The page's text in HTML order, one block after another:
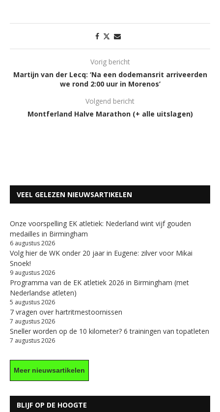
Vorig bericht
Martijn van der Lecq: ‘Na een dodemansrit arriveerden
we rond 2:00 uur in Morenos’
Volgend bericht
Montferland Halve Marathon (+ alle uitslagen)
VEEL GELEZEN NIEUWSARTIKELEN
Onze voorspelling EK atletiek: Nederland wint vijf gouden
medailles in Birmingham
6 augustus 2026
Volg hier de WK onder 20 jaar in Eugene: zilver voor Mikai
Snoek!
9 augustus 2026
Programma van de EK atletiek 2026 in Birmingham (met
Nederlandse atleten)
5 augustus 2026
7 vragen over hartritmestoornissen
7 augustus 2026
Sneller worden op de 10 kilometer? 6 trainingen van topatleten
7 augustus 2026
Meer nieuwsartikelen
BLIJF OP DE HOOGTE